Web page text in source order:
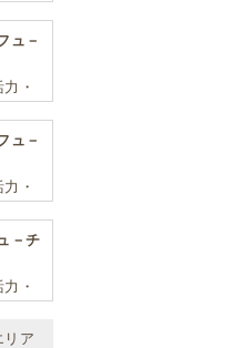
ョ
ュ－
・
ュ－
・
－チ
・
リア